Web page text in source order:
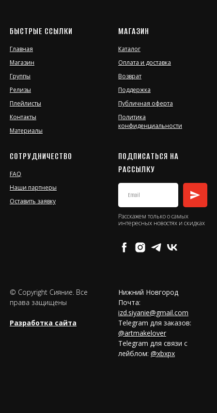
БЫСТРЫЕ ССЫЛКИ
Главная
Магазин
Группы
Релизы
Плейлисты
Контакты
Материалы
МАГАЗИН
Каталог
Оплата и доставка
Возврат
Поддержка
Публичная оферта
Политика
конфиденциальности
СОТРУДНИЧЕСТВО
FAQ
Наши партнеры
Оставить заявку
ПОДПИСАТЬСЯ НА
РАССЫЛКУ
Расскажем только о самых
интересных новостях и скидках
© Copyright Сияние. Все
права защищены
Разработка сайта
Нижний Новгород
Почта:
izd.siyanie@gmail.com
Telegram для заказов:
@artmakelover
Telegram для связи с
лейблом: @xbxpx